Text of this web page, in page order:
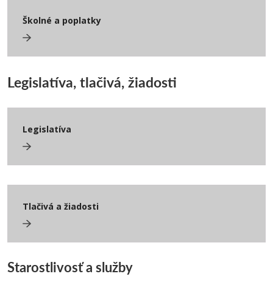
Školné a poplatky
Legislatíva, tlačivá, žiadosti
Legislatíva
Tlačivá a žiadosti
Starostlivosť a služby